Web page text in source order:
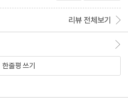
리뷰 전체보기
한줄평 쓰기